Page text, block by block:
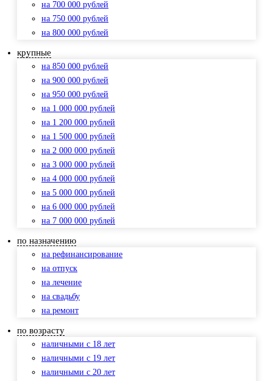
на 700 000 рублей
на 750 000 рублей
на 800 000 рублей
крупные
на 850 000 рублей
на 900 000 рублей
на 950 000 рублей
на 1 000 000 рублей
на 1 200 000 рублей
на 1 500 000 рублей
на 2 000 000 рублей
на 3 000 000 рублей
на 4 000 000 рублей
на 5 000 000 рублей
на 6 000 000 рублей
на 7 000 000 рублей
по назначению
на рефинансирование
на отпуск
на лечение
на свадьбу
на ремонт
по возрасту
наличными с 18 лет
наличными с 19 лет
наличными с 20 лет